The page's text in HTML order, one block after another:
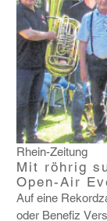
Rhein-Zeitung
Mit röhrig
Open-Air
Auf eine
oder Benefiz